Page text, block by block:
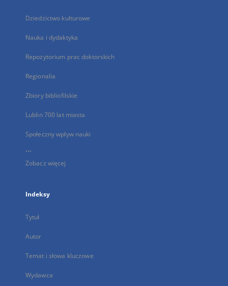
Dziedzictwo kulturowe
Nauka i dydaktyka
Repozytorium prac doktorskich
Regionalia
Zbiory bibliofilskie
Lublin 700 lat miasta
Społeczny wpływ nauki
...
Zobacz więcej
Indeksy
Tytuł
Autor
Temat i słowa kluczowe
Wydawca